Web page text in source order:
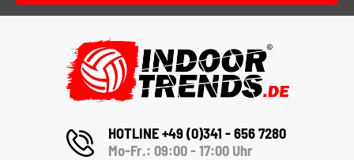
HOTLINE +49 (0)341 - 656 7280
Mo-Fr.: 09:00 - 17:00 Uhr